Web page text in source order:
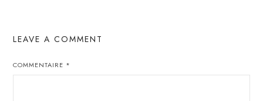
LEAVE A COMMENT
COMMENTAIRE *